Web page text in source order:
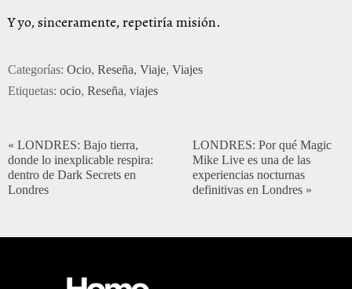
Y yo, sinceramente, repetiría misión.
Categorías: Ocio, Reseña, Viaje, Viajes
Etiquetas: ocio, Reseña, viajes
« LONDRES: Bajo tierra,
donde lo inexplicable respira:
dentro de Dark Secrets en
Londres
LONDRES: Por qué Magic
Mike Live es una de las
experiencias nocturnas
definitivas en Londres »